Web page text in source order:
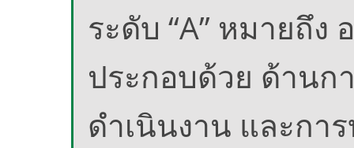
ระดับ “A” หมายถึง
ประกอบด้วย ด้านก
ดำเนินงาน และกา